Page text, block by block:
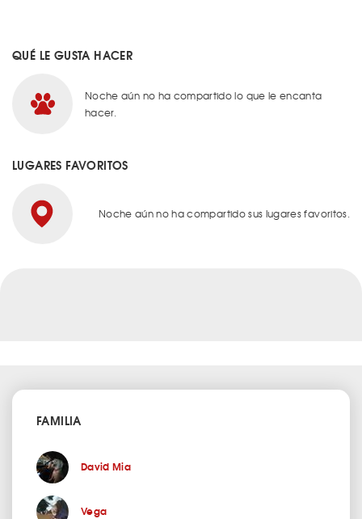
FAMILIA
David Mia
Vega
QUÉ LE GUSTA HACER
Noche aún no ha compartido lo que le encanta
hacer.
LUGARES FAVORITOS
Noche aún no ha compartido sus lugares favoritos.